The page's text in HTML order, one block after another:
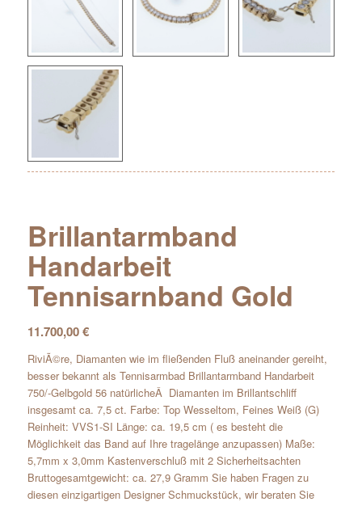
Brillantarmband
Handarbeit
Tennisarnband Gold
11.700,00€
RiviÃ©re, Diamanten wie im fließenden Fluß aneinander gereiht,
besser bekannt als Tennisarmbad Brillantarmband Handarbeit
750/-Gelbgold 56 natürlicheÂ Diamanten im Brillantschliff
insgesamt ca. 7,5 ct. Farbe: Top Wesseltom, Feines Weiß (G)
Reinheit: VVS1-SI Länge: ca. 19,5 cm ( es besteht die
Möglichkeit das Band auf Ihre tragelänge anzupassen) Maße:
5,7mm x 3,0mm Kastenverschluß mit 2 Sicherheitsachten
Bruttogesamtgewicht: ca. 27,9 Gramm Sie haben Fragen zu
diesen einzigartigen Designer Schmuckstück, wir beraten Sie